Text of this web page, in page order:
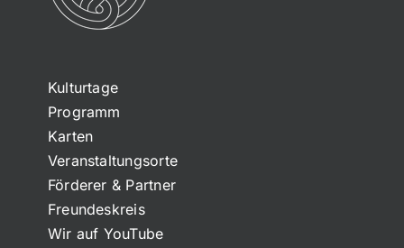
Kulturtage
Programm
Karten
Veranstaltungsorte
Förderer & Partner
Freundeskreis
Wir auf YouTube